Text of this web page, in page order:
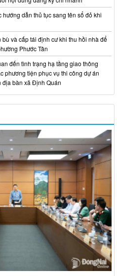
dẫn thủ tục sang tên sổ đỏ khi
và cấp tái định cư khi thu hồi nhà để
Phước Tân
đến tình trạng hạ tầng giao thông
phương tiện phục vụ thi công dự án
địa bàn xã Định Quán